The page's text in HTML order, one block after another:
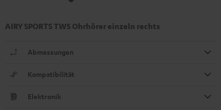
AIRY SPORTS TWS Ohrhörer einzeln rechts
Abmessungen
Kompatibilität
Elektronik